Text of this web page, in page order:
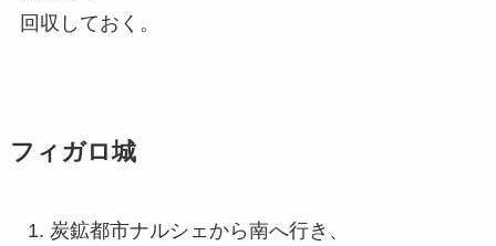
回収しておく。
フィガロ城
炭鉱都市ナルシェから南へ行き、